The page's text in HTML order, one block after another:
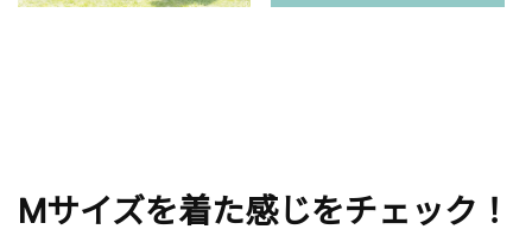
Mサイズを着た感じをチェック！